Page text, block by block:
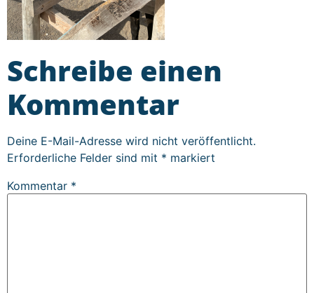
Schreibe einen
Kommentar
Deine E-Mail-Adresse wird nicht veröffentlicht.
Erforderliche Felder sind mit * markiert
Kommentar *